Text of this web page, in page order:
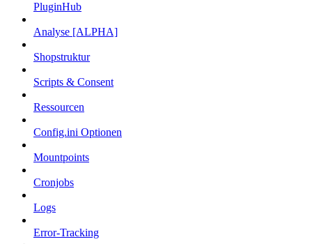
PluginHub
Analyse [ALPHA]
Shopstruktur
Scripts & Consent
Ressourcen
Config.ini Optionen
Mountpoints
Cronjobs
Logs
Error-Tracking